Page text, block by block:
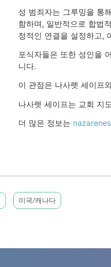
성 범죄자는 그루밍을 통
함하며, 일반적으로 합법
정적인 연결을 설정하고,
포식자들은 또한 성인을
니다.
이 관점은 나사렛 세이프
나사렛 세이프는 교회 지
더 많은 정보는
미국/캐나다